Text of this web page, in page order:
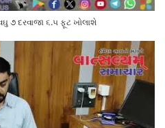
૭ દરવાજા ૬.૫ ફૂટ ખોલાશે